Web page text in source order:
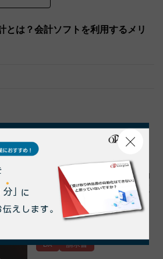
とは？会計ソフトを利用するメリ
納品書
納品書・請求書管理とは？効
率化の方法や電子化の注意点
も解説
DX 請求書